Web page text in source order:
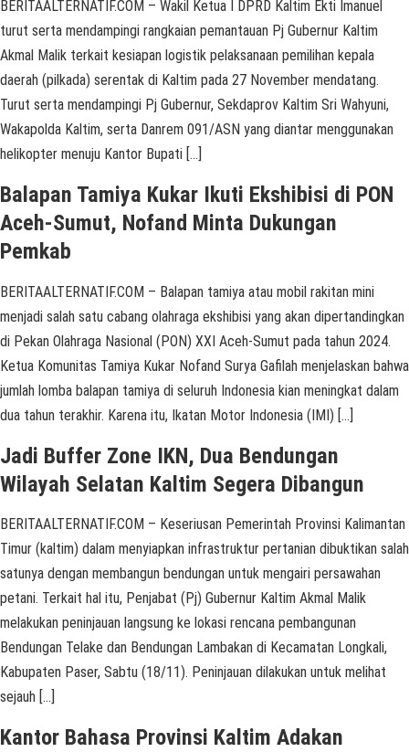
BERITAALTERNATIF.COM – Wakil Ketua I DPRD Kaltim Ekti Imanuel
turut serta mendampingi rangkaian pemantauan Pj Gubernur Kaltim
Akmal Malik terkait kesiapan logistik pelaksanaan pemilihan kepala
daerah (pilkada) serentak di Kaltim pada 27 November mendatang.
Turut serta mendampingi Pj Gubernur, Sekdaprov Kaltim Sri Wahyuni,
Wakapolda Kaltim, serta Danrem 091/ASN yang diantar menggunakan
helikopter menuju Kantor Bupati […]
Balapan Tamiya Kukar Ikuti Ekshibisi di PON
Aceh-Sumut, Nofand Minta Dukungan
Pemkab
BERITAALTERNATIF.COM – Balapan tamiya atau mobil rakitan mini
menjadi salah satu cabang olahraga ekshibisi yang akan dipertandingkan
di Pekan Olahraga Nasional (PON) XXI Aceh-Sumut pada tahun 2024.
Ketua Komunitas Tamiya Kukar Nofand Surya Gafilah menjelaskan bahwa
jumlah lomba balapan tamiya di seluruh Indonesia kian meningkat dalam
dua tahun terakhir. Karena itu, Ikatan Motor Indonesia (IMI) […]
Jadi Buffer Zone IKN, Dua Bendungan
Wilayah Selatan Kaltim Segera Dibangun
BERITAALTERNATIF.COM – Keseriusan Pemerintah Provinsi Kalimantan
Timur (kaltim) dalam menyiapkan infrastruktur pertanian dibuktikan salah
satunya dengan membangun bendungan untuk mengairi persawahan
petani. Terkait hal itu, Penjabat (Pj) Gubernur Kaltim Akmal Malik
melakukan peninjauan langsung ke lokasi rencana pembangunan
Bendungan Telake dan Bendungan Lambakan di Kecamatan Longkali,
Kabupaten Paser, Sabtu (18/11). Peninjauan dilakukan untuk melihat
sejauh […]
Kantor Bahasa Provinsi Kaltim Adakan